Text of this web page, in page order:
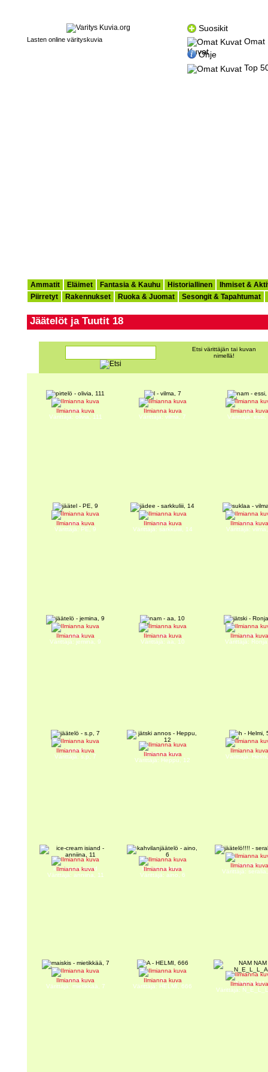
Lasten online värityskuvia
Suosikit
Omat
KuvatOhje
Top
Ammatit Eläimet Fantasia & Kauhu Historiallinen
Ihmiset &
Piirretyt
Rakennukset Ruoka & Juomat Sesongit & Tapahtumat
Jäätelöt ja Tuutit 18
Etsi värittäjän tai kuvan
nimellä!
Ilmianna kuva
pirtelö
Värittäjä: olivia, 111
Ilmianna kuva
l
Värittäjä: vilma, 7
Ilmianna
nam
Värittäjä: essi,
Ilmianna kuva
jäätel
Värittäjä: PE, 9
Ilmianna kuva
jädee
Värittäjä: sarkkuliii, 14
Ilmianna
suklaa
Värittäjä:
Ilmianna kuva
jäätelö
Värittäjä: jemina, 9
Ilmianna kuva
nam
Värittäjä: aa, 10
Ilmianna
jätski
Värittäjä:
Ilmianna kuva
jäätelö
Värittäjä: s.p, 7
Ilmianna kuva
jätski annos
Värittäjä: Heppu, 12
Ilmianna
h
Värittäjä:
Ilmianna kuva
ice-cream isiand
Värittäjä: anniina, 11
Ilmianna kuva
kahvilanjäätelö
Värittäjä: aino, 6
Ilmianna
jäätelö!!!!
Värittäjä:
Ilmianna kuva
maiskis
Värittäjä: mietikkää, 7
Ilmianna kuva
A
Värittäjä: HELMI, 666
Ilmianna
NAM NAM
Värittäjä: